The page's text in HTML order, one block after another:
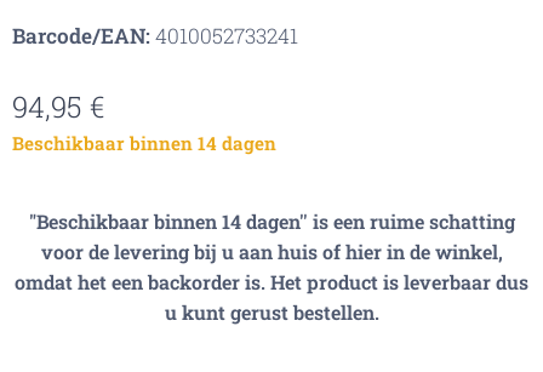
Barcode/EAN:4010052733241
94,95 €
Beschikbaar binnen 14 dagen
"Beschikbaar binnen 14 dagen'' is een ruime schatting
voor de levering bij u aan huis of hier in de winkel,
omdat het een backorder is. Het product is leverbaar dus
u kunt gerust bestellen.